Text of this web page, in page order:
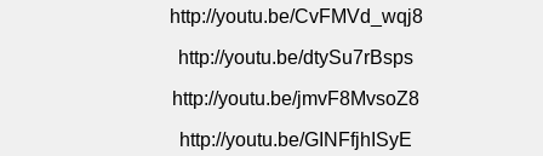
http://youtu.be/CvFMVd_wqj8
http://youtu.be/dtySu7rBsps
http://youtu.be/jmvF8MvsoZ8
http://youtu.be/GINFfjhISyE